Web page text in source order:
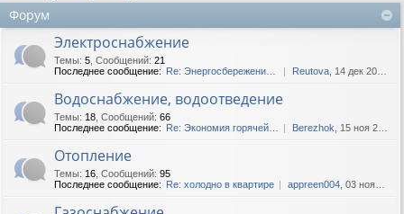
Форум
Электроснабжение
Темы: 5 Сообщений: 21
Последнее сообщение: Re: Энергосбережение в дома... Reutova , 14 дек 2020, 11:15
Водоснабжение, водоотведение
Темы: 18 Сообщений: 66
Последнее сообщение: Re: Экономия горячей воды. Berezhok , 15 ноя 2020, 18:45
Отопление
Темы: 16 Сообщений: 95
Последнее сообщение: Re: холодно в квартире appreen004 , 03 ноя 2022, 13:44